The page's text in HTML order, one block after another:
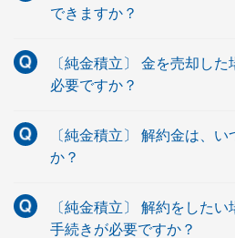
できますか？
〔純金積立〕 金を売却し
必要ですか？
〔純金積立〕 解約金は、
か？
〔純金積立〕 解約をした
手続きが必要ですか？